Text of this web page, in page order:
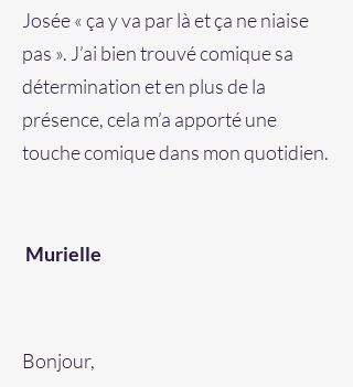
Josée « ça y va par là et ça ne niaise
pas ». J’ai bien trouvé comique sa
détermination et en plus de la
présence, cela m’a apporté une
touche comique dans mon quotidien.
Murielle
Bonjour,